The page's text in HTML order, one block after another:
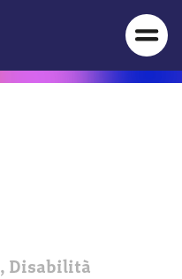
, Disabilità